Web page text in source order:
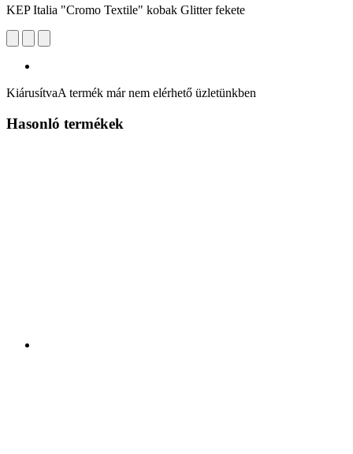
KEP Italia "Cromo Textile" kobak Glitter fekete
KiárusítvaA termék már nem elérhető üzletünkben
Hasonló termékek